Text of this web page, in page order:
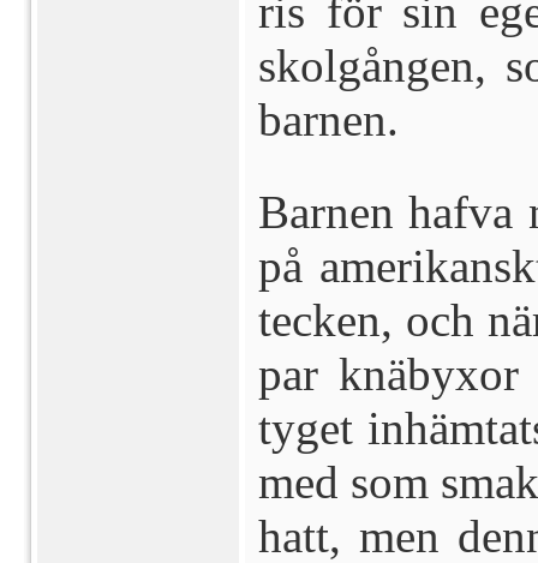
ris för sin
skolgången,
barnen.
Barnen hafva
på
tecken, och
par
tyget
med som
hatt, men